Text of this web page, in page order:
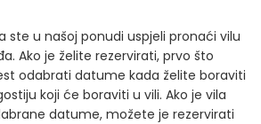
ste u našoj ponudi uspjeli pronaći vilu
Ako je želite rezervirati, prvo što
odabrati datume kada želite boraviti
koji će boraviti u vili. Ako je vila
datume, možete je rezervirati